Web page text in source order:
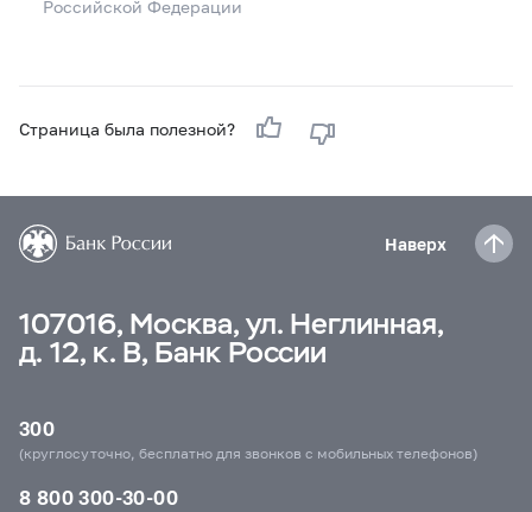
Российской Федерации
Страница была полезной?
Наверх
107016, Москва, ул. Неглинная,
д. 12, к. В, Банк России
300
(круглосуточно, бесплатно для звонков с мобильных телефонов)
8 800 300-30-00